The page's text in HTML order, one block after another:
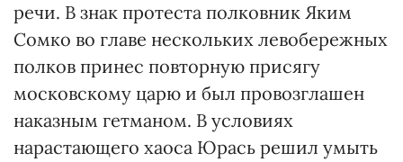
речи. В знак протеста полковник Яким
Сомко во главе нескольких левобережных
полков принес повторную присягу
московскому царю и был провозглашен
наказным гетманом. В условиях
нарастающего хаоса Юрась решил умыть